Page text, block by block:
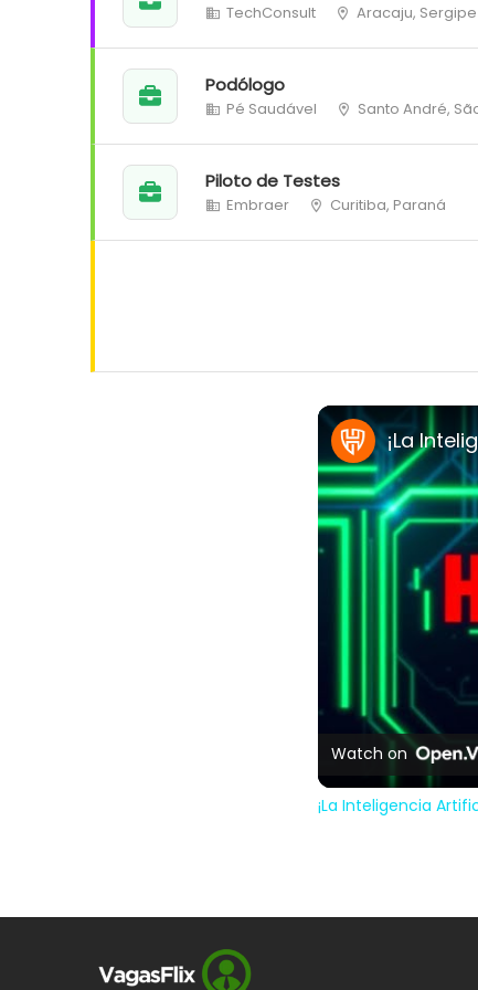
TechConsult Aracaju, Sergipe
Podólogo
Pé Saudável Santo André,
Piloto de Testes
Embraer Curitiba, Paraná
¡La
Watch on
¡La Inteligencia